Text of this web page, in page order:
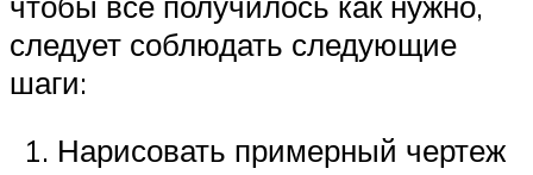
следует соблюдать следующие
шаги:
Нарисовать примерный чертеж